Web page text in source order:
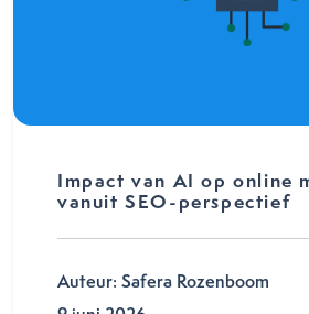
Impact van AI op online
vanuit SEO-perspectief
Auteur: Safera Rozenboom